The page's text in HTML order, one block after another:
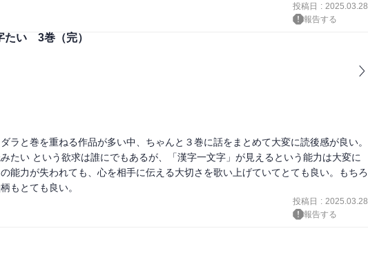
投稿日 : 2025.03.28
報告する
たい 3巻（完）
ラと巻を重ねる作品が多い中、ちゃんと３巻に話をまとめて大変に読後感が良い。
たい という欲求は誰にでもあるが、「漢字一文字」が見えるという能力は大変に
能力が失われても、心を相手に伝える大切さを歌い上げていてとても良い。もちろ
もとても良い。
投稿日 : 2025.03.28
報告する